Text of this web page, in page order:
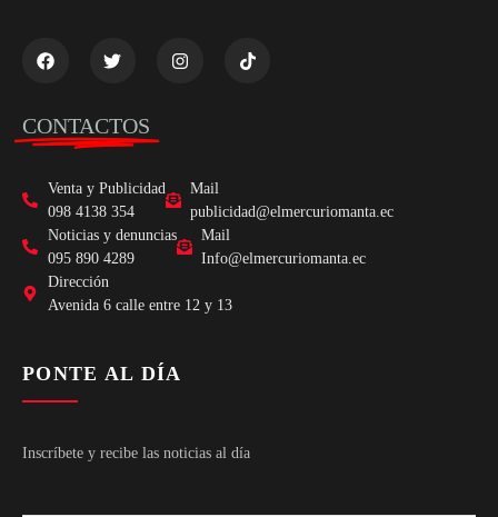
CONTACTOS
Venta y Publicidad
098 4138 354
Mail
publicidad@elmercuriomanta.ec
Noticias y denuncias
095 890 4289
Mail
Info@elmercuriomanta.ec
Dirección
Avenida 6 calle entre 12 y 13
PONTE AL DÍA
Inscríbete y recibe las noticias al día